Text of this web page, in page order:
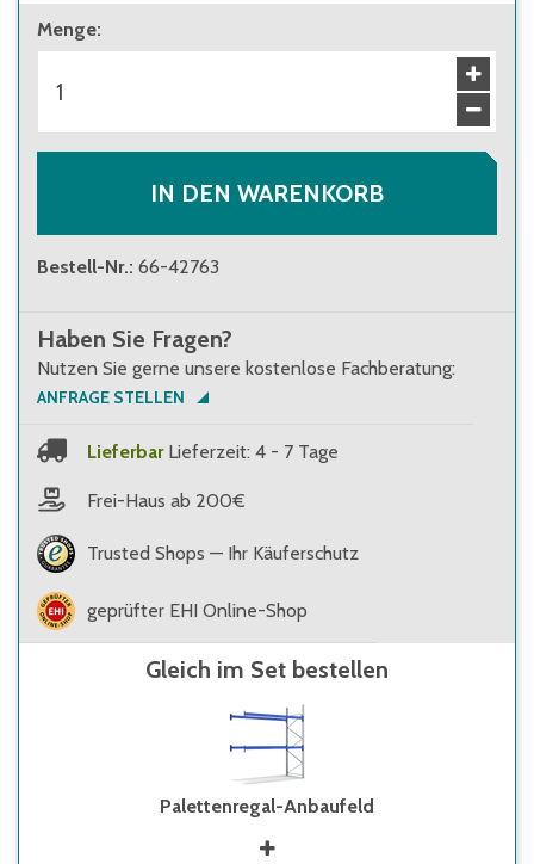
Menge:
IN DEN WARENKORB
Bestell-Nr.: 66-42763
Haben Sie Fragen?
Nutzen Sie gerne unsere kostenlose Fachberatung:
ANFRAGE STELLEN
Lieferbar Lieferzeit: 4 - 7 Tage
Frei-Haus ab 200€
Trusted Shops — Ihr Käuferschutz
geprüfter EHI Online-Shop
Gleich im Set bestellen
Palettenregal-Anbaufeld